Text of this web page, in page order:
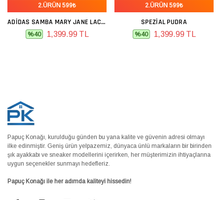
2.ÜRÜN 599₺
ADIDAS SAMBA MARY JANE LACIVERT
%40 1,399.99 TL
2.ÜRÜN 599₺
SPEZIAL PUDRA
%40 1,399.99 TL
Papuç Konağı, kurulduğu günden bu yana kalite ve güvenin adresi olmayı
ilke edinmiştir. Geniş ürün yelpazemiz, dünyaca ünlü markaların bir birinden
şık ayakkabı ve sneaker modellerini içerirken, her müşterimizin ihtiyaçlarına
uygun seçenekler sunmayı hedefleriz.
Papuç Konağı ile her adımda kaliteyi hissedin!